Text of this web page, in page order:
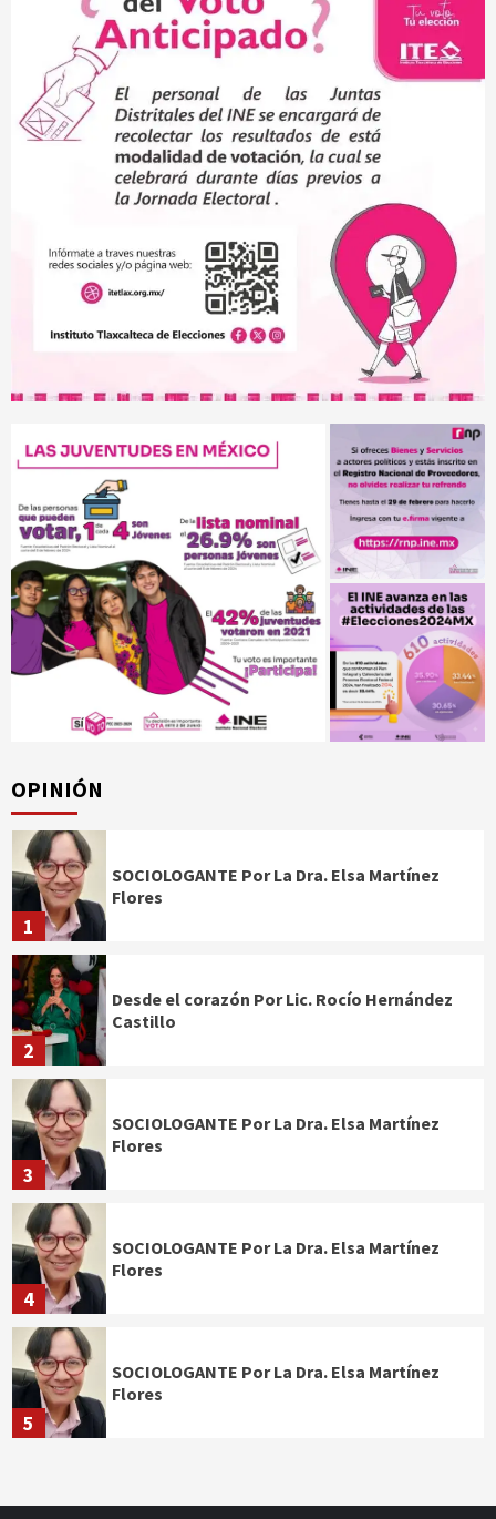
OPINIÓN
1
SOCIOLOGANTE Por La Dra. Elsa Martínez
Flores
2
Desde el corazón Por Lic. Rocío Hernández
Castillo
3
SOCIOLOGANTE Por La Dra. Elsa Martínez
Flores
4
SOCIOLOGANTE Por La Dra. Elsa Martínez
Flores
5
SOCIOLOGANTE Por La Dra. Elsa Martínez
Flores